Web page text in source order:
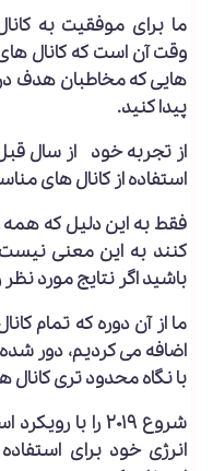
ما برای موفقیت به
وقت آن است که کانال
هایی که مخاطبان هدف
پیدا کنید.
از تجربه خود از سال
استفاده از کانال های
فقط به این دلیل که همه
کنند به این معنی
باشید اگر نتایج مورد
ما از آن دوره که تمام
اضافه می کردیم، دور
با نگاه محدود تری کانال
شروع ۲۰۱۹ را
انرژی خود برای